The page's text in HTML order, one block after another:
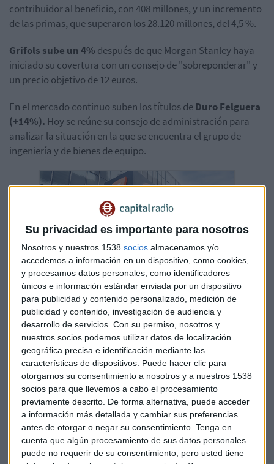
Su privacidad es importante para nosotros
Nosotros y nuestros 1538 socios almacenamos y/o
accedemos a información en un dispositivo, como cookies,
y procesamos datos personales, como identificadores
únicos e información estándar enviada por un dispositivo
para publicidad y contenido personalizado, medición de
publicidad y contenido, investigación de audiencia y
desarrollo de servicios. Con su permiso, nosotros y
nuestros socios podemos utilizar datos de localización
geográfica precisa e identificación mediante las
características de dispositivos. Puede hacer clic para
otorgarnos su consentimiento a nosotros y a nuestros 1538
socios para que llevemos a cabo el procesamiento
previamente descrito. De forma alternativa, puede acceder
a información más detallada y cambiar sus preferencias
antes de otorgar o negar su consentimiento. Tenga en
cuenta que algún procesamiento de sus datos personales
puede no requerir de su consentimiento, pero usted tiene
contribuidor al beneficio, con 408 millones, y un incremento
de las primas, que superaron los 28.120 millones, del 4,5 %.
Grifols sube un 4% después de que Morgan Stanley haya
iniciado su covertura con un consejo de "sobreponderar" y
un precio objetivo de 12 euros.
En el mercado continuo suben los títulos deDuro Felguera
(+14%). Hoy se reúne su consejo de administración para
analizar la situación en la que se encuentra el grupo de
ingeniería y de bienes de equipo.
Duro Felguera, ¿a manos públicas?
Duro Felguera, en preconcurso acreedores, celebra
este miércoles reunión Consejo en la que se podría
anunciar que SEPI convierte en acciones el préstamo
Capital Radio / 2025-02-12
Siemens Energy (-2%)presenta una cartera de pedidos
récord de 131.000 millones de euros, impulsada por la fuerte
demanda de sus equipos energéticos, que van desde
turbinas de gas y eólicas hasta transformadores y
electrolizadores. El beneficio neto es de 252 millones de
euros en el primer trimestre de su ejercicio y supera las